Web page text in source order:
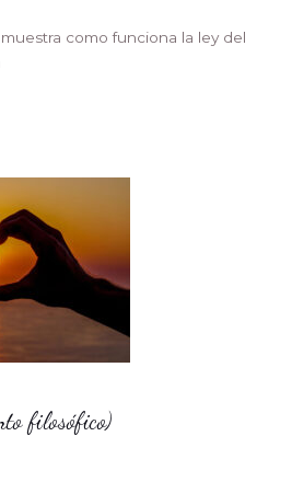
como funciona la ley del
filosófico)